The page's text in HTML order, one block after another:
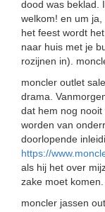
dood was beklad.
welkom! en um
het feest wordt
naar huis met je
rozijnen in).
moncler outlet
drama.
dat hem nog
worden van
doorlopende
https://
als hij het over
zake moet
moncler jassen